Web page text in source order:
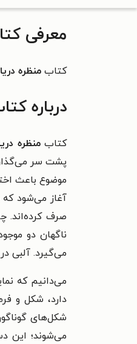
معرفی
کتاب منظره
درباره
کتابمنظره
پشت سر
موضوع باعث
آغاز می‌شود که
صرف کرده‌اند.
ناگهان دو
می‌گیرد. آلبی
می‌دانیم که
دارد، شکل و
شکل‌های